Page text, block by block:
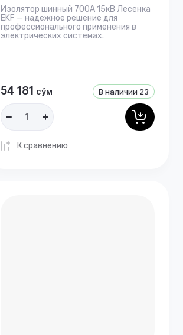
Изолятор шинный 700А 15кВ Лесенка
EKF — надежное решение для
профессионального применения в
электрических системах.
В наличии 23
54 181 сўм
К сравнению